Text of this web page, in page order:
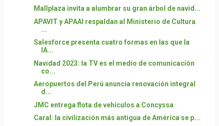
Mallplaza invita a alumbrar su gran árbol de navid...
APAVIT y APAAI respaldan al Ministerio de Cultura
...
Salesforce presenta cuatro formas en las que la
IA...
Navidad 2023: la TV es el medio de comunicación
co...
Aeropuertos del Perú anuncia renovación integral
d...
JMC entrega flota de vehículos a Concyssa
Caral: la civilización más antigua de América se p...